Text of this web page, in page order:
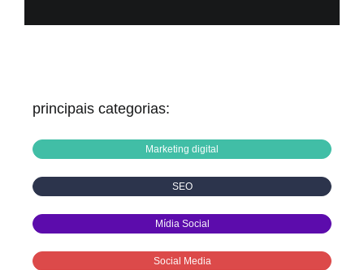
principais categorias:
Marketing digital
SEO
Mídia Social
Social Media